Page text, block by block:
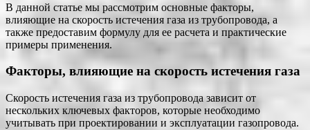
В данной статье мы рассмотрим основные факторы,
влияющие на скорость истечения газа из трубопровода, а
также предоставим формулу для ее расчета и практические
примеры применения.
Факторы, влияющие на скорость истечения газа
Скорость истечения газа из трубопровода зависит от
нескольких ключевых факторов, которые необходимо
учитывать при проектировании и эксплуатации газопровода.